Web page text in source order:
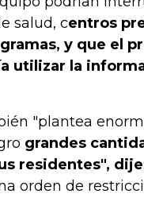
salud, centros
y que el
utilizar la
"plantea
grandes
residentes",
orden de